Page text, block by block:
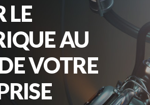
LE
AU
VOTRE